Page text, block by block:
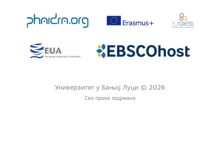
Универзитет у Бањој Луци © 2026
Сва права задржана